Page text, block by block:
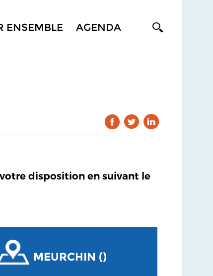
ENSEMBLE AGENDA
disposition en suivant le
MEURCHIN ()